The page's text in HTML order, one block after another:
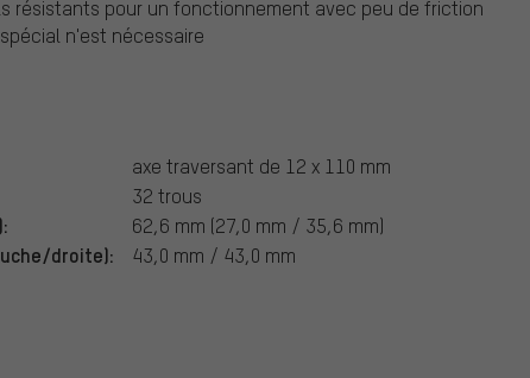
résistants pour un fonctionnement avec peu de friction
n'est nécessaire
axe traversant de 12 x 110 mm
32 trous
62,6 mm (27,0 mm / 35,6 mm)
droite): 43,0 mm / 43,0 mm